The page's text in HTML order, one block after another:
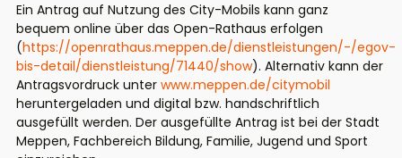
Ein Antrag auf Nutzung des City-Mobils kann ganz
bequem online über das Open-Rathaus erfolgen
(https://openrathaus.meppen.de/dienstleistungen/-/egov-
bis-detail/dienstleistung/71440/show). Alternativ kann der
Antragsvordruck unter www.meppen.de/citymobil
heruntergeladen und digital bzw. handschriftlich
ausgefüllt werden. Der ausgefüllte Antrag ist bei der Stadt
Meppen, Fachbereich Bildung, Familie, Jugend und Sport